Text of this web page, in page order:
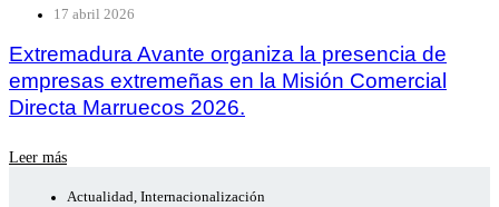
17 abril 2026
Extremadura Avante organiza la presencia de
empresas extremeñas en la Misión Comercial
Directa Marruecos 2026.
Leer más
Actualidad, Internacionalización